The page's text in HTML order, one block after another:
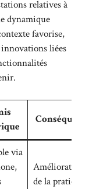
relatives à
dynamique
favorise,
liées
via
Amélioration
de la praticité